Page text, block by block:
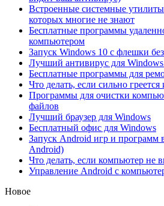
Встроенные системные
которых многие не знают
Бесплатные программы
компьютером
Запуск Windows 10 с флешки
Лучший антивирус для
Бесплатные программы для
Что делать, если сильно
Программы для очистки
файлов
Лучший браузер для Windows
Бесплатный офис для Windows
Запуск Android игр и программ
Android)
Что делать, если компьютер не
Управление Android с
Новое